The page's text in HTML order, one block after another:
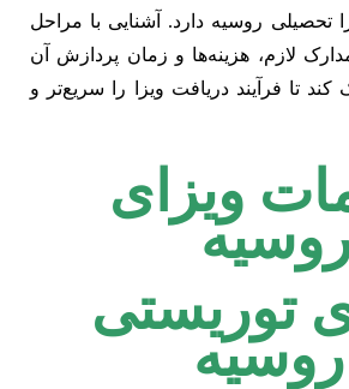
تحصیلی روسیه دارد. آشنایی با مراحل
لازم، هزینه‌ها و زمان پردازش آن
تا فرآیند دریافت ویزا را سریع‌تر و
ویزای
توریستی
روسیه